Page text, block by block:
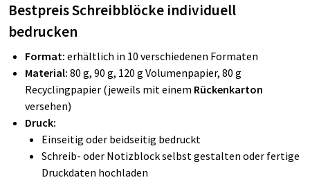
Bestpreis Schreibblöcke individuell
bedrucken
Format: erhältlich in 10 verschiedenen Formaten
Material: 80 g, 90 g, 120 g Volumenpapier, 80 g
Recyclingpapier (jeweils mit einem Rückenkarton
versehen)
Druck:
Einseitig oder beidseitig bedruckt
Schreib- oder Notizblock selbst gestalten oder fertige
Druckdaten hochladen